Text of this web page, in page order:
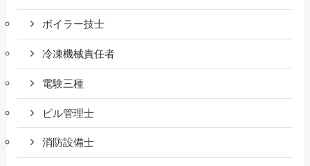
ボイラー技士
冷凍機械責任者
電験三種
ビル管理士
消防設備士